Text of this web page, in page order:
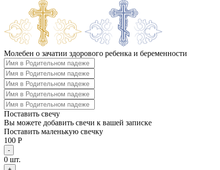
Молебен о зачатии здорового ребенка и беременности
Поставить свечу
Вы можете добавить свечи к вашей записке
Поставить маленькую свечку
100 Р
-
0 шт.